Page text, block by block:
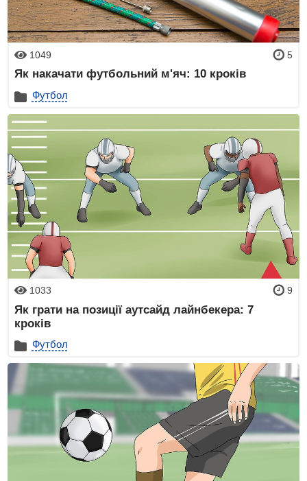
1049 5
Як накачати футбольний м'яч: 10 кроків
Футбол
1033 9
Як грати на позиції аутсайд лайнбекера: 7
кроків
Футбол